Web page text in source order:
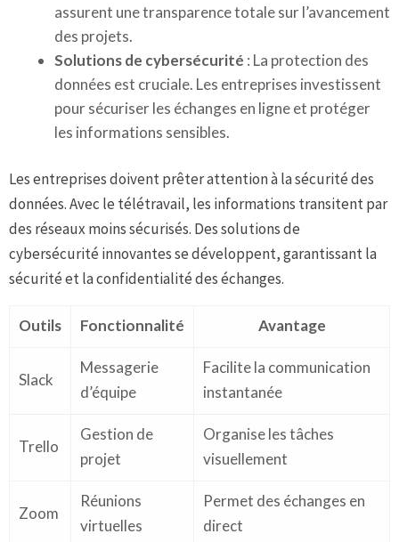
assurent une transparence totale sur l’avancement
des projets.
Solutions de cybersécurité : La protection des
données est cruciale. Les entreprises investissent
pour sécuriser les échanges en ligne et protéger
les informations sensibles.
Les entreprises doivent prêter attention à la sécurité des
données. Avec le télétravail, les informations transitent par
des réseaux moins sécurisés. Des solutions de
cybersécurité innovantes se développent, garantissant la
sécurité et la confidentialité des échanges.
Outils Fonctionnalité Avantage
Slack
Messagerie
d’équipe
Facilite la communication
instantanée
Trello
Gestion de
projet
Organise les tâches
visuellement
Zoom
Réunions
virtuelles
Permet des échanges en
direct